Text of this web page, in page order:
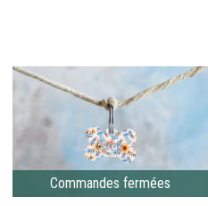
Commandes fermées